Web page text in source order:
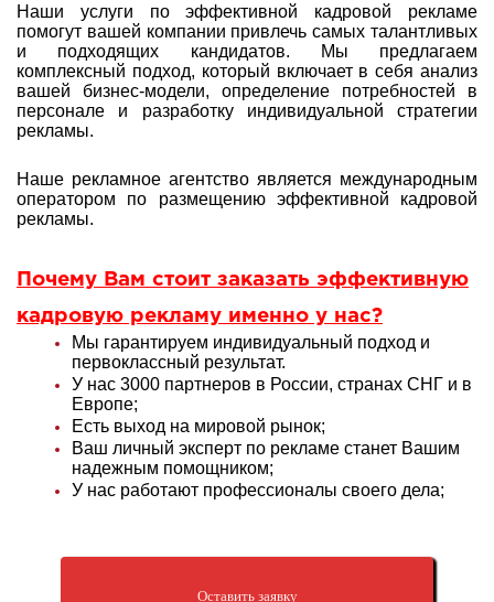
Наши услуги по эффективной кадровой рекламе
помогут вашей компании привлечь самых талантливых
и подходящих кандидатов. Мы предлагаем
комплексный подход, который включает в себя анализ
вашей бизнес-модели, определение потребностей в
персонале и разработку индивидуальной стратегии
рекламы.
Наше рекламное агентство является международным
оператором по размещению эффективной кадровой
рекламы.
Почему Вам стоит заказать эффективную
кадровую рекламу именно у нас?
Мы гарантируем индивидуальный подход и
первоклассный результат.
У нас 3000 партнеров в России, странах СНГ и в
Европе;
Есть выход на мировой рынок;
Ваш личный эксперт по рекламе станет Вашим
надежным помощником;
У нас работают профессионалы своего дела;
Оставить заявку